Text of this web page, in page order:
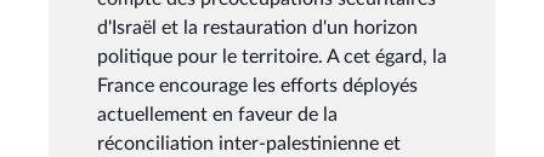
d'Israël et la restauration d'un horizon
politique pour le territoire. A cet égard, la
France encourage les efforts déployés
actuellement en faveur de la
réconciliation inter-palestinienne et